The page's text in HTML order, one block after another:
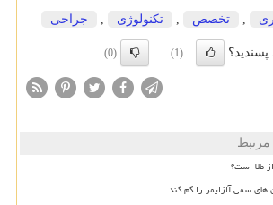
تخصص تكنولوژی جراحی
(1)
(0)
مرتبط
طلا است؟